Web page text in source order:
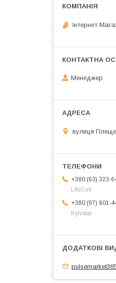
Інтернет
Менеджер
вулиця
+380 (63) 323-
LifeCell
+380 (97) 801-
Kyivstar